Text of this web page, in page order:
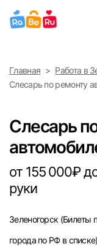
Найти
Выберите
Санкт-Петербург
Екатеринбург
Саратов
Главная
Работа в
Слесарь по ремонту
Слесарь
от 155 000₽
руки
Зеленогорск (Билеты
города по РФ в